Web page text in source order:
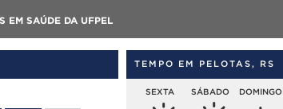
EM SAÚDE DA UFPEL
TEMPO EM PELOTAS, RS
SEXTA SÁBADO DOMINGO